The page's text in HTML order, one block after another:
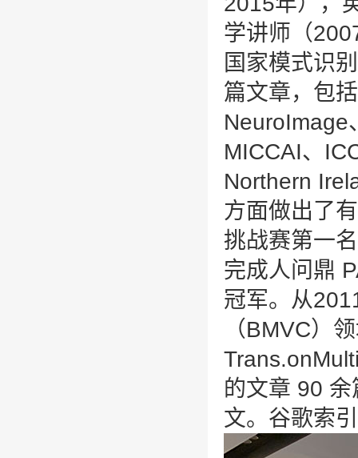
学讲师（
国家模式识
篇文章，包
NeuroImage
MICCAI、
Northern
方面做出了
挑战赛第一
完成人问鼎
冠军。从
（BMVC）
的文章 90
文。谷歌索